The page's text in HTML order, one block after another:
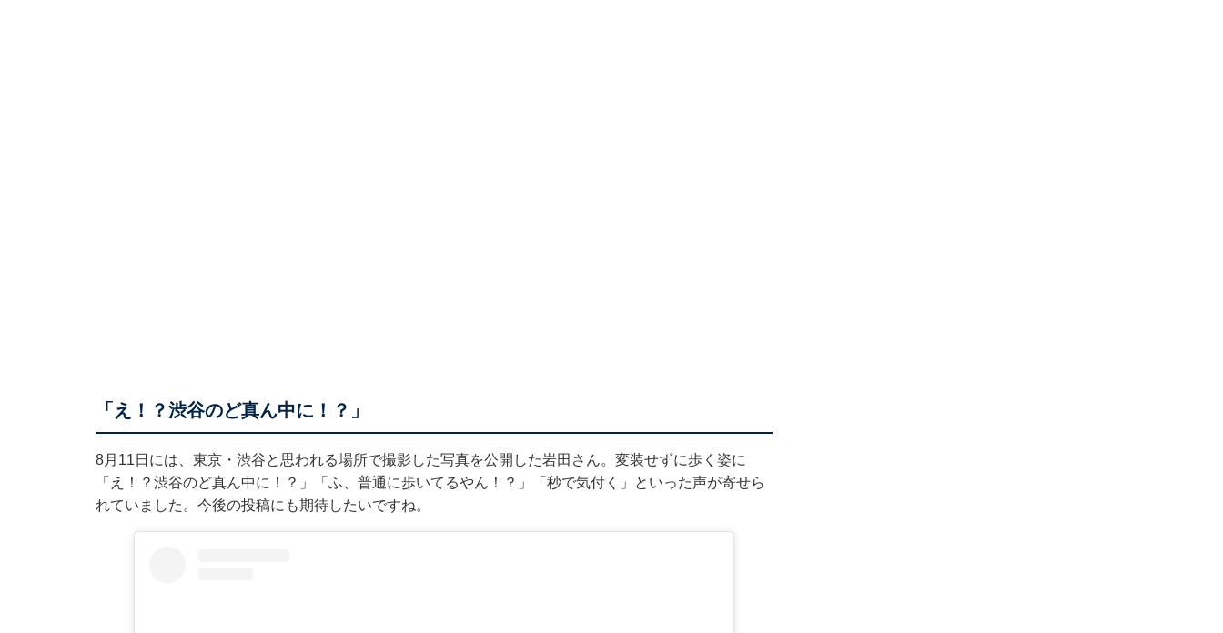
「え！？渋谷のど真ん中に！？」
8月11日には、東京・渋谷と思われる場所で撮影した写真を公開した岩田さん。変装せずに歩く姿に
「え！？渋谷のど真ん中に！？」「ふ、普通に歩いてるやん！？」「秒で気付く」といった声が寄せら
れていました。今後の投稿にも期待したいですね。